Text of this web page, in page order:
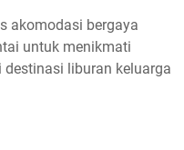
akomodasi bergaya
untuk menikmati
liburan keluarga